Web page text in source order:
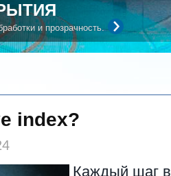
и прозрачность.
index?
Каждый шаг